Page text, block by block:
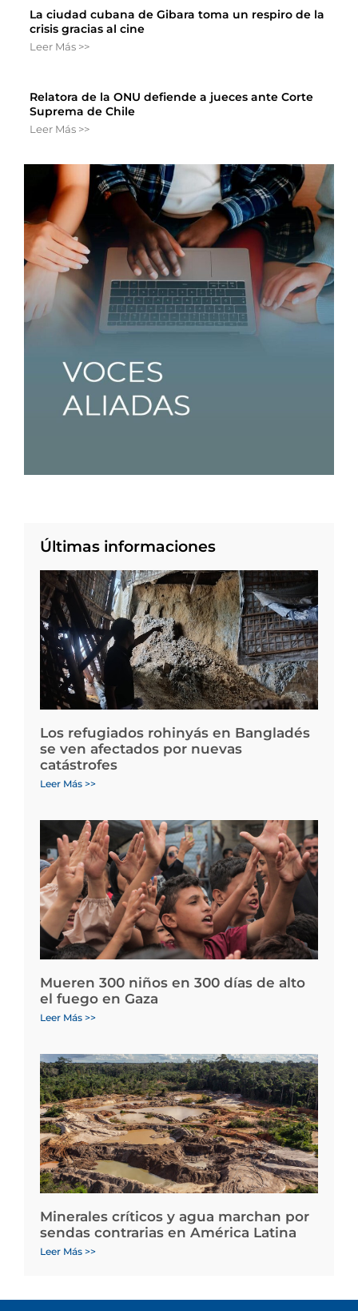
La ciudad cubana de Gibara toma un respiro de la
crisis gracias al cine
Leer Más >>
Relatora de la ONU defiende a jueces ante Corte
Suprema de Chile
Leer Más >>
Últimas informaciones
Los refugiados rohinyás en Bangladés
se ven afectados por nuevas
catástrofes
Leer Más >>
Mueren 300 niños en 300 días de alto
el fuego en Gaza
Leer Más >>
Minerales críticos y agua marchan por
sendas contrarias en América Latina
Leer Más >>